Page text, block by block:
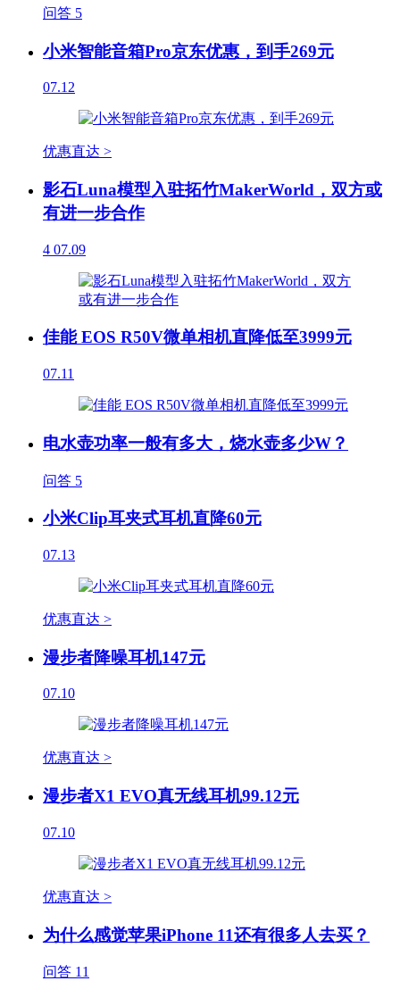
问答 5
小米智能音箱Pro京东优惠，到手269元
07.12
优惠直达 >
影石Luna模型入驻拓竹MakerWorld，双方或
有进一步合作
4 07.09
佳能 EOS R50V微单相机直降低至3999元
07.11
电水壶功率一般有多大，烧水壶多少W？
问答 5
小米Clip耳夹式耳机直降60元
07.13
优惠直达 >
漫步者降噪耳机147元
07.10
优惠直达 >
漫步者X1 EVO真无线耳机99.12元
07.10
优惠直达 >
为什么感觉苹果iPhone 11还有很多人去买？
问答 11